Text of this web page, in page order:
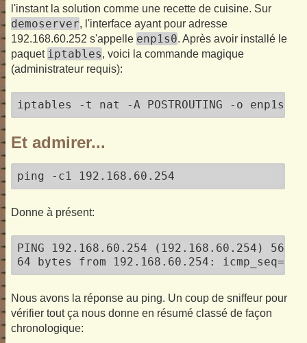
l'instant la solution comme une recette de cuisine. Sur
demoserver, l'interface ayant pour adresse
192.168.60.252 s'appelle enp1s0. Après avoir installé le
paquet iptables, voici la commande magique
(administrateur requis):
iptables -t nat -A POSTROUTING -o enp1s0 -j
Et admirer...
ping -c1 192.168.60.254
Donne à présent:
PING 192.168.60.254 (192.168.60.254)
64 bytes from 192.168.60.254: icmp_seq=1
Nous avons la réponse au ping. Un coup de sniffeur pour
vérifier tout ça nous donne en résumé classé de façon
chronologique: